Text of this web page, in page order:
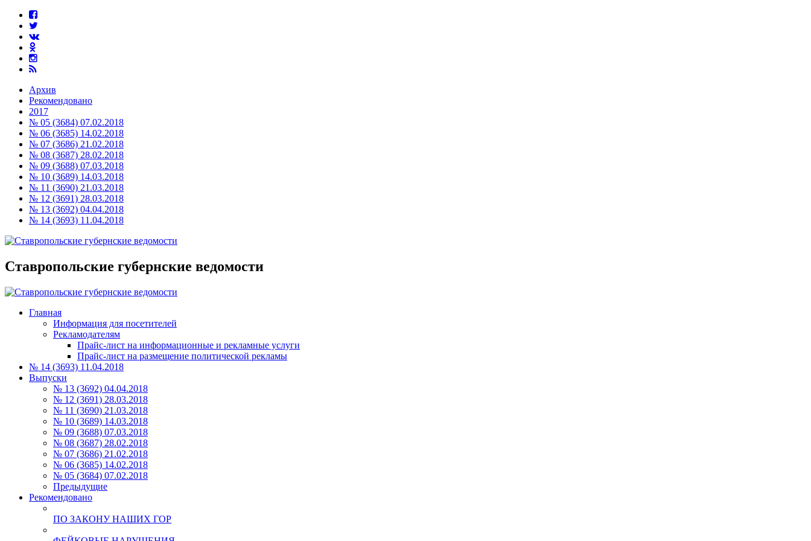
Архив
Рекомендовано
2017
№ 05 (3684) 07.02.2018
№ 06 (3685) 14.02.2018
№ 07 (3686) 21.02.2018
№ 08 (3687) 28.02.2018
№ 09 (3688) 07.03.2018
№ 10 (3689) 14.03.2018
№ 11 (3690) 21.03.2018
№ 12 (3691) 28.03.2018
№ 13 (3692) 04.04.2018
№ 14 (3693) 11.04.2018
Ставропольские губернские ведомости
Главная
Информация для посетителей
Рекламодателям
Прайс-лист на информационные и рекламные услуги
Прайс-лист на размещение политической рекламы
№ 14 (3693) 11.04.2018
Выпуски
№ 13 (3692) 04.04.2018
№ 12 (3691) 28.03.2018
№ 11 (3690) 21.03.2018
№ 10 (3689) 14.03.2018
№ 09 (3688) 07.03.2018
№ 08 (3687) 28.02.2018
№ 07 (3686) 21.02.2018
№ 06 (3685) 14.02.2018
№ 05 (3684) 07.02.2018
Предыдущие
Рекомендовано
ПО ЗАКОНУ НАШИХ ГОР